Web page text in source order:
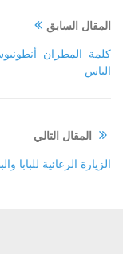
المقال السابق
كلمة المطران
الياس
المقال التالي
الزيارة الرعائية